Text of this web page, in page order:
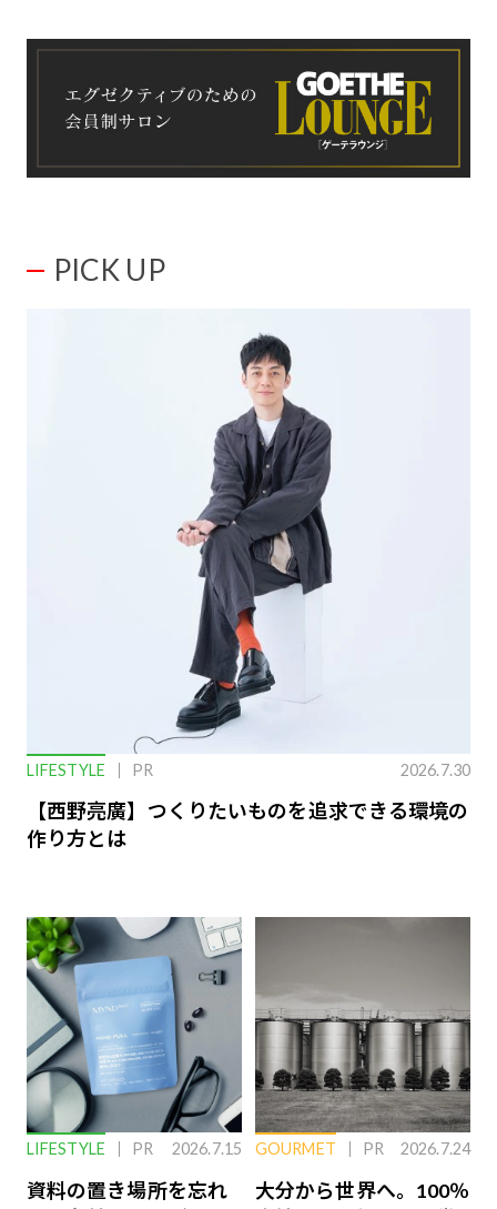
PICK UP
LIFESTYLE PR 2026.7.30
【西野亮廣】つくりたいものを追求できる環境の
作り方とは
LIFESTYLE PR 2026.7.15
資料の置き場所を忘れ
GOURMET PR 2026.7.24
大分から世界へ。100％